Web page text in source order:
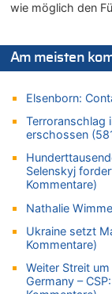
Drohnen mit
Leipzig,
Drohnen mit
Leipzig,
Drohnen mit
08.08.2026 -
Belgier knackt
mehr als 111
08.08.2026 -
Belgier knackt
08.08.2026 -
08.08.2026 -
wie möglich den
Am meisten
Elsenborn:
Terroranschlag
erschossen
Selenskyj
Kommentare)
Nathalie
Ukraine setzt
Kommentare)
Weiter Streit
Germany –